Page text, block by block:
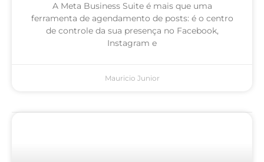
A Meta Business Suite é mais que uma
ferramenta de agendamento de posts: é o centro
de controle da sua presença no Facebook,
Instagram e
Mauricio Junior